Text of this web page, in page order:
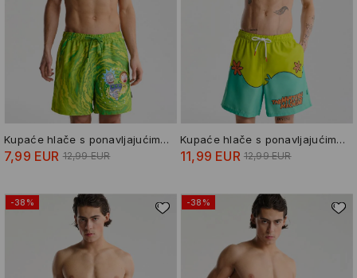
Kupaće hlače s ponavljajućim uzorkom Rick and Morty
7,99 EUR 12,99 EUR
Kupaće hlače s ponavljajućim uzorkom Scooby-Doo
11,99 EUR 12,99 EUR
-38% -38%